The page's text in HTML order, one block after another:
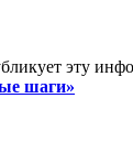
эту
шаги»